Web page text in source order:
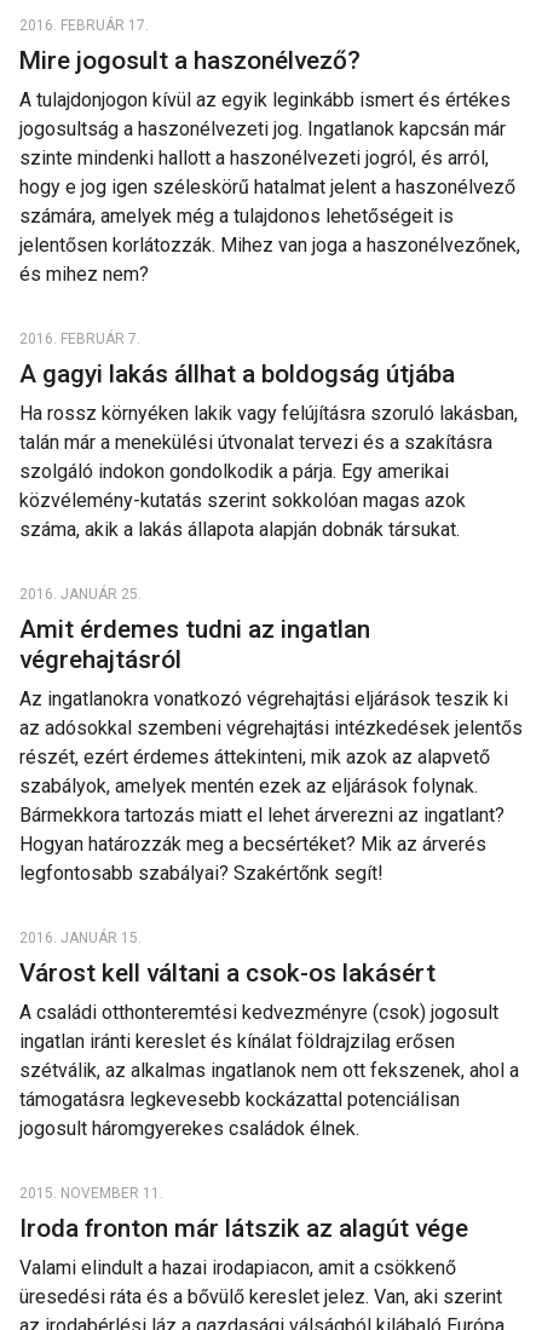
2016. FEBRUÁR 17.
Mire jogosult a haszonélvező?
A tulajdonjogon kívül az egyik leginkább ismert és értékes
jogosultság a haszonélvezeti jog. Ingatlanok kapcsán már
szinte mindenki hallott a haszonélvezeti jogról, és arról,
hogy e jog igen széleskörű hatalmat jelent a haszonélvező
számára, amelyek még a tulajdonos lehetőségeit is
jelentősen korlátozzák. Mihez van joga a haszonélvezőnek,
és mihez nem?
2016. FEBRUÁR 7.
A gagyi lakás állhat a boldogság útjába
Ha rossz környéken lakik vagy felújításra szoruló lakásban,
talán már a menekülési útvonalat tervezi és a szakításra
szolgáló indokon gondolkodik a párja. Egy amerikai
közvélemény-kutatás szerint sokkolóan magas azok
száma, akik a lakás állapota alapján dobnák társukat.
2016. JANUÁR 25.
Amit érdemes tudni az ingatlan
végrehajtásról
Az ingatlanokra vonatkozó végrehajtási eljárások teszik ki
az adósokkal szembeni végrehajtási intézkedések jelentős
részét, ezért érdemes áttekinteni, mik azok az alapvető
szabályok, amelyek mentén ezek az eljárások folynak.
Bármekkora tartozás miatt el lehet árverezni az ingatlant?
Hogyan határozzák meg a becsértéket? Mik az árverés
legfontosabb szabályai? Szakértőnk segít!
2016. JANUÁR 15.
Várost kell váltani a csok-os lakásért
A családi otthonteremtési kedvezményre (csok) jogosult
ingatlan iránti kereslet és kínálat földrajzilag erősen
szétválik, az alkalmas ingatlanok nem ott fekszenek, ahol a
támogatásra legkevesebb kockázattal potenciálisan
jogosult háromgyerekes családok élnek.
2015. NOVEMBER 11.
Iroda fronton már látszik az alagút vége
Valami elindult a hazai irodapiacon, amit a csökkenő
üresedési ráta és a bővülő kereslet jelez. Van, aki szerint